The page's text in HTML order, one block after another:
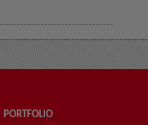
PORTFOLIO